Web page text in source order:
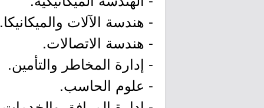
- هندسة الآلات والميكانيكا.
- هندسة الاتصالات.
- إدارة المخاطر والتأمين.
- علوم الحاسب.